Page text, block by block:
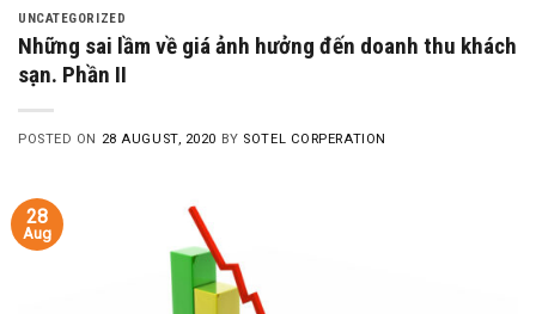
UNCATEGORIZED
Những sai lầm về giá ảnh hưởng đến doanh thu khách
sạn. Phần II
POSTED ON 28 AUGUST, 2020 BY SOTEL CORPERATION
28
Aug